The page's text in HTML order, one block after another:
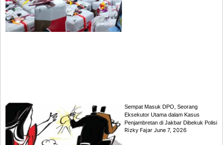
Sempat Masuk DPO, Seorang
Eksekutor Utama dalam Kasus
Penjambretan di Jakbar Dibekuk Polisi
Rizky FajarJune 7, 2026